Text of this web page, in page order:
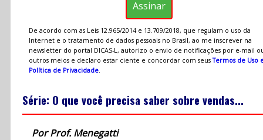
De acordo com as Leis 12.965/2014 e 13.709/2018, que regulam o uso da
Internet e o tratamento de dados pessoais no Brasil, ao me inscrever na
newsletter do portal DICAS-L, autorizo o envio de notificações por e-mail
outros meios e declaro estar ciente e concordar com seusTermos de Uso
Política de Privacidade.
Série: O que você precisa saber sobre vendas...
Por Prof. Menegatti